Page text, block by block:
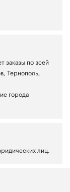
заказы по всей
Тернополь,
города
лиц.